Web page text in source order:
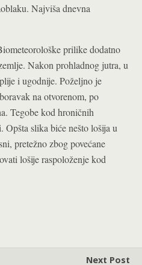
Najviša dnevna
prilike dodatno
Nakon prohladnog jutra, u
i ugodnije. Poželjno je
na otvorenom, po
Tegobe kod hroničnih
Opšta slika biće nešto lošija u
pretežno zbog povećane
lošije raspoloženje kod
Next Post